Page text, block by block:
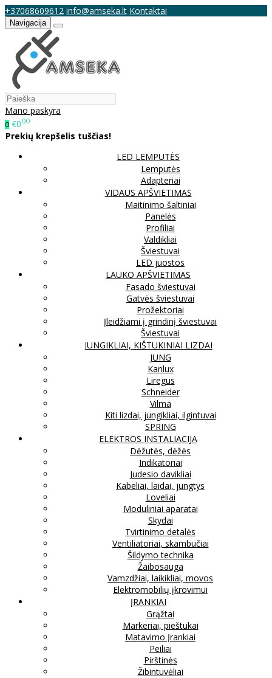
+37068609612 info@amseka.lt Kontaktai
Navigacija
Mano paskyra
0 €000
Prekių krepšelis tuščias!
LED LEMPUTĖS
Lemputės
Adapteriai
VIDAUS APŠVIETIMAS
Maitinimo šaltiniai
Panelės
Profiliai
Valdikliai
Šviestuvai
LED juostos
LAUKO APŠVIETIMAS
Fasado šviestuvai
Gatvės šviestuvai
Prožektoriai
Įleidžiami į grindinį šviestuvai
Šviestuvai
JUNGIKLIAI, KIŠTUKINIAI LIZDAI
JUNG
Kanlux
Liregus
Schneider
Vilma
Kiti lizdai, jungikliai, ilgintuvai
SPRING
ELEKTROS INSTALIACIJA
Dėžutės, dėžės
Indikatoriai
Judesio davikliai
Kabeliai, laidai, jungtys
Loveliai
Moduliniai aparatai
Skydai
Tvirtinimo detalės
Ventiliatoriai, skambučiai
Šildymo technika
Žaibosauga
Vamzdžiai, laikikliai, movos
Elektromobilių įkrovimui
ĮRANKIAI
Grąžtai
Markeriai, pieštukai
Matavimo Įrankiai
Peiliai
Pirštinės
Žibintuvėliai